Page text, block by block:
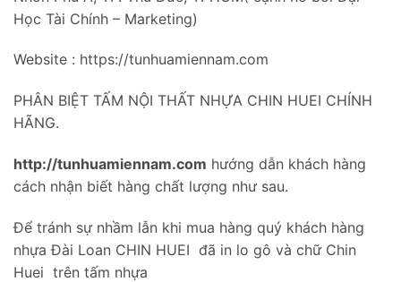
Học Tài Chính – Marketing)
Website : https://tunhuamiennam.com
PHÂN BIỆT TẤM NỘI THẤT NHỰA CHIN HUEI CHÍNH
HÃNG.
http://tunhuamiennam.com hướng dẫn khách hàng
cách nhận biết hàng chất lượng như sau.
Để tránh sự nhầm lẫn khi mua hàng quý khách hàng
nhựa Đài Loan CHIN HUEI đã in lo gô và chữ Chin
Huei trên tấm nhựa